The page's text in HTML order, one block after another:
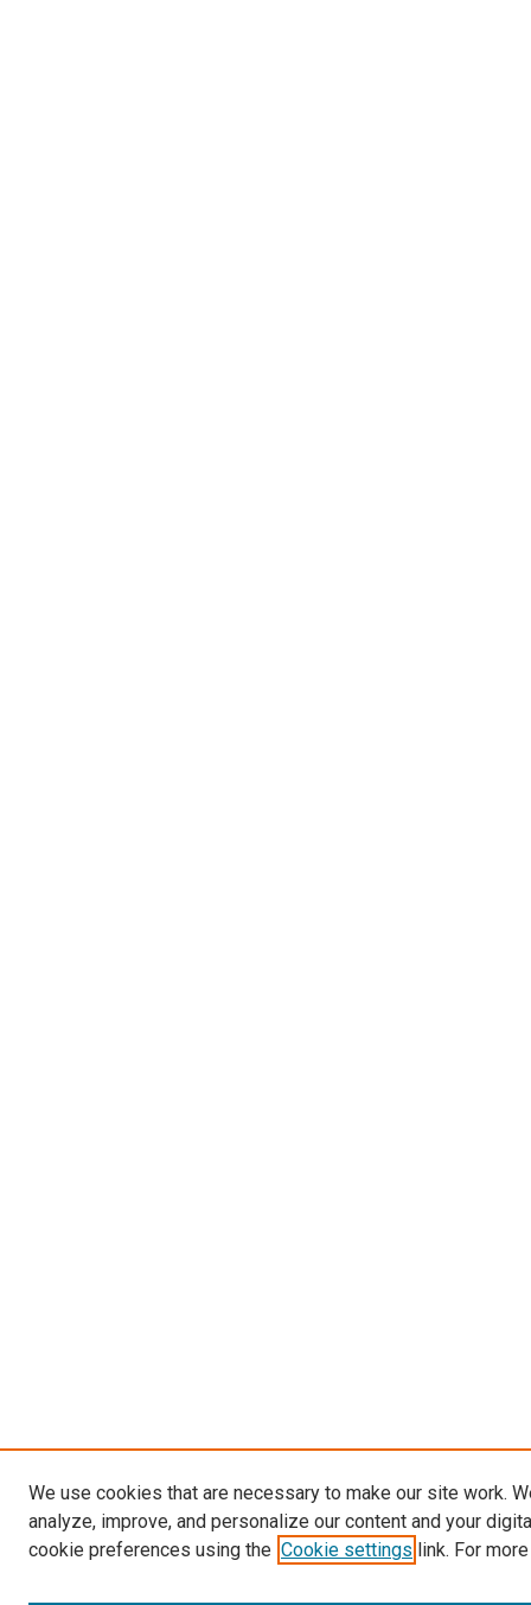
We use cookies that are necessary to make our site work.
analyze, improve, and personalize our content and your
cookie preferences using the Cookie settings link. For